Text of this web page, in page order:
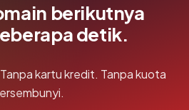
berikutnya
detik.
kartu kredit. Tanpa kuota